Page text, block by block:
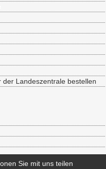
Landeszentrale bestellen
Sie mit uns teilen